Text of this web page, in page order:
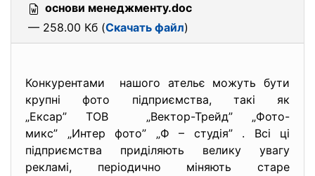
основи менеджменту.doc
— 258.00 Кб (Скачать файл)
Конкурентами нашого ательє можуть бути
крупні фото підприємства, такі як
„Ексар” ТОВ „Вектор-Трейд” „Фото-
микс” „Интер фото” „Ф – студія” . Всі ці
підприємства приділяють велику увагу
рекламі, періодично міняють старе